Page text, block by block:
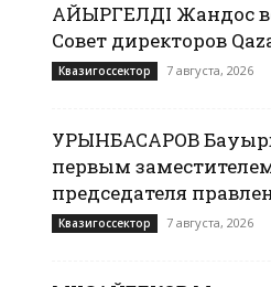
ҚАЙЫРГЕЛДІ Жандос
Совет директоров
Квазигоссектор 7 августа, 2026
УРЫНБАСАРОВ
первым
председателя
Квазигоссектор 7 августа, 2026